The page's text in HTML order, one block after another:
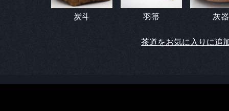
炭斗 羽箒 灰器
茶道をお気に入りに追